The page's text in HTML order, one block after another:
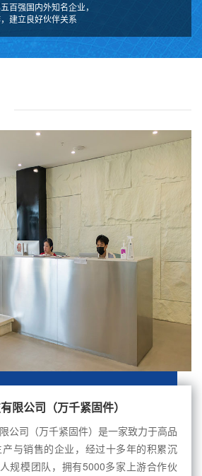
百强国内外知名企业，
建立良好伙伴关系
限公司（万千紧固件）
公司（万千紧固件）是一家致力于高品
与销售的企业，经过十多年的积累沉
规模团队，拥有5000多家上游合作伙